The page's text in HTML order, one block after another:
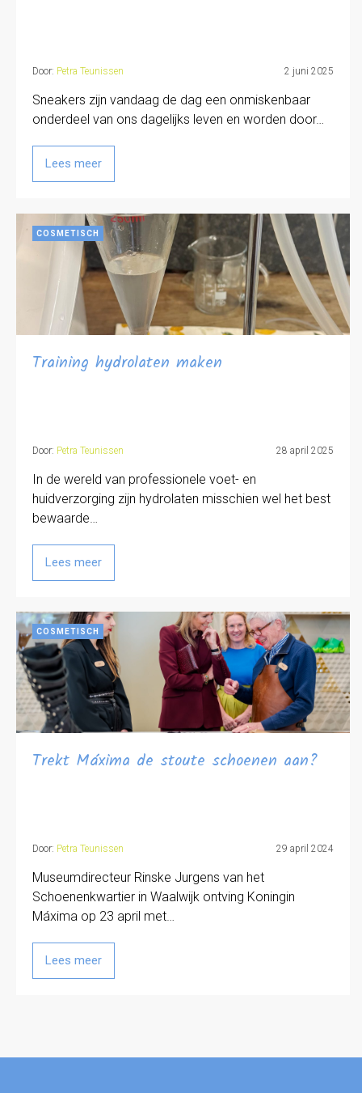
Door: Petra Teunissen 2 juni 2025
Sneakers zijn vandaag de dag een onmiskenbaar
onderdeel van ons dagelijks leven en worden door…
Lees meer
COSMETISCH
Training hydrolaten maken
Door: Petra Teunissen 28 april 2025
In de wereld van professionele voet- en
huidverzorging zijn hydrolaten misschien wel het best
bewaarde…
Lees meer
COSMETISCH
Trekt Máxima de stoute schoenen aan?
Door: Petra Teunissen 29 april 2024
Museumdirecteur Rinske Jurgens van het
Schoenenkwartier in Waalwijk ontving Koningin
Máxima op 23 april met…
Lees meer